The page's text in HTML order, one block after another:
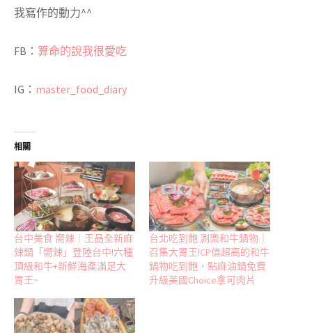
我寫作的動力^^
FB ： 算命的說我很愛吃
IG ： master_food_diary
相關
台中美食 嚮辣｜王品全新麻
辣鍋「嚮辣」登陸台中!六種
頂級和牛+新鮮海產滿足大
胃王~
台北吃到飽 涮樂和牛鍋物｜
召集大胃王!CP值超高的和牛
鍋物吃到飽，點麻油鍋免費
升級美國Choice拿可肉片